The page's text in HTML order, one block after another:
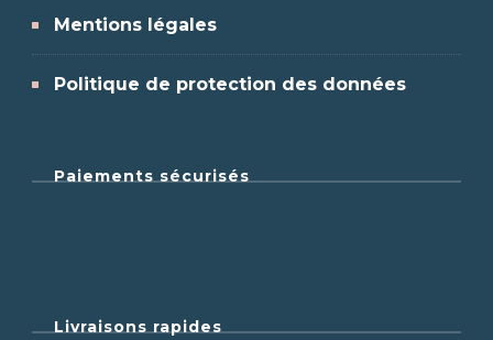
Mentions légales
Politique de protection des données
Paiements sécurisés
Livraisons rapides